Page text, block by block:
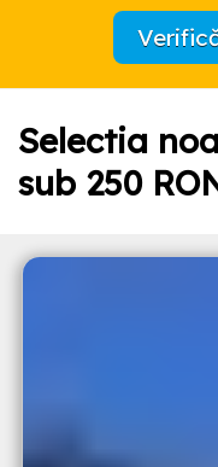
Selectia
sub 250